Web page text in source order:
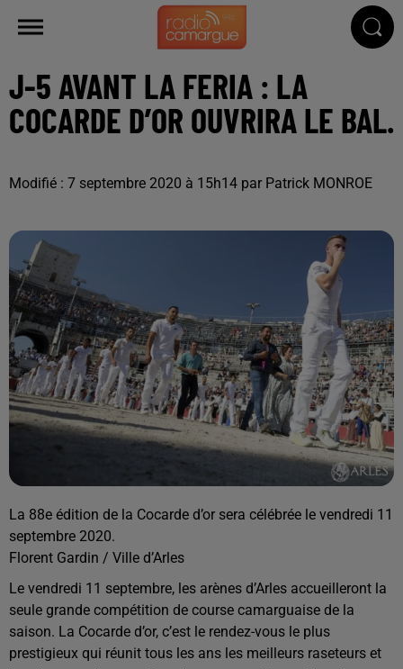
J-5 AVANT LA FERIA : LA
COCARDE D’OR OUVRIRA LE BAL.
Modifié : 7 septembre 2020 à 15h14 par Patrick MONROE
La 88e édition de la Cocarde d’or sera célébrée le vendredi 11
septembre 2020.
Florent Gardin / Ville d’Arles
Le vendredi 11 septembre, les arènes d’Arles accueilleront la
seule grande compétition de course camarguaise de la
saison. La Cocarde d’or, c’est le rendez-vous le plus
prestigieux qui réunit tous les ans les meilleurs raseteurs et